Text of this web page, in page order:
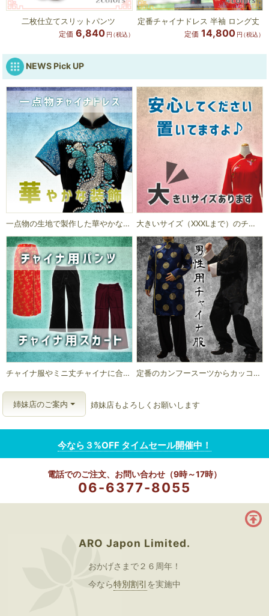
二枚仕立てスリットパンツ
定価 6,840円（税込）
定番チャイナドレス 半袖 ロング丈
定価 14,800円（税込）
NEWS Pick UP
一点物の生地で製作した華やかなチャイナドレスです。 大きいサイズ（XXXLまで）のチャイナドレスあります。
チャイナ服やミニ丈チャイナに合わせてオシャレにコーディネート 定番のカンフースーツからカッコよさを追求したロング丈チャイナ服など
姉妹店のご案内 姉妹店もよろしくお願いします
今なら３%OFF タイムセール開催中！
06-6377-8055
ARO Japon Limited.
おかげさまで２６周年！
今なら特別割引 を実施中